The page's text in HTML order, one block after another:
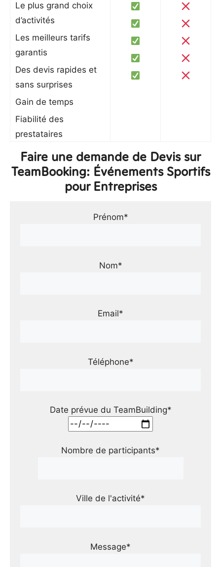
Le plus grand choix
d’activités
Les meilleurs tarifs
garantis
Des devis rapides et
sans surprises
Gain de temps
Fiabilité des
prestataires
Faire une demande de Devis sur
TeamBooking: Événements Sportifs
pour Entreprises
Prénom*
Nom*
Email*
Téléphone*
Date prévue du TeamBuilding*
Nombre de participants*
Ville de l'activité*
Message*